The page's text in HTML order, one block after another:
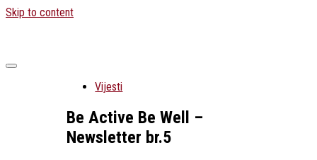
Skip to content
Vijesti
Be Active Be Well –
Newsletter br.5